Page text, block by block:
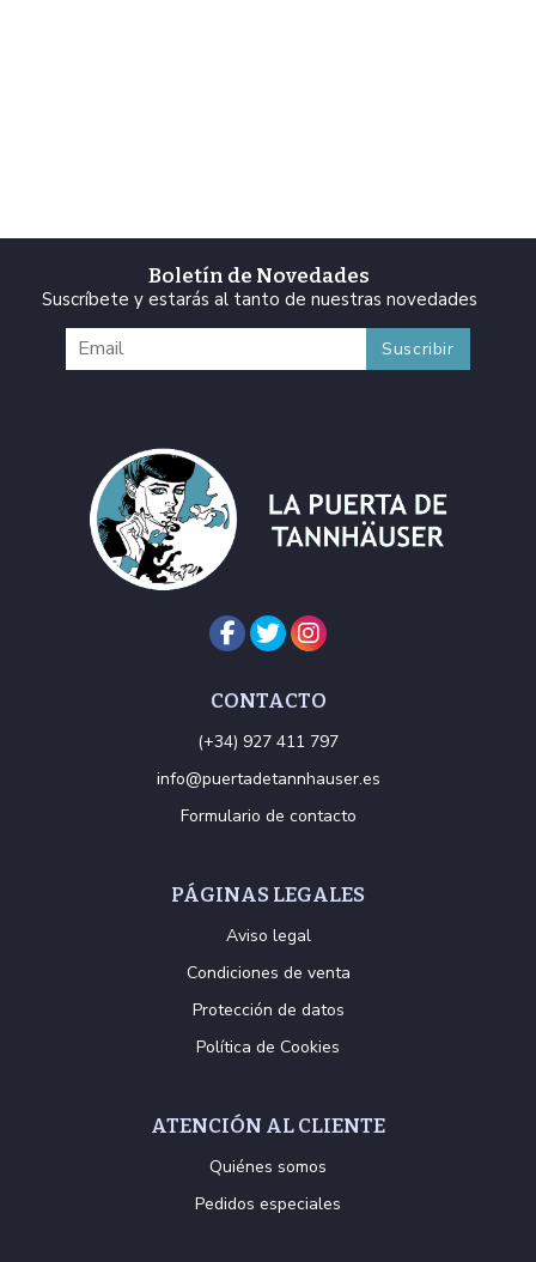
Boletín de Novedades
Suscríbete y estarás al tanto de nuestras novedades
CONTACTO
(+34) 927 411 797
info@puertadetannhauser.es
Formulario de contacto
PÁGINAS LEGALES
Aviso legal
Condiciones de venta
Protección de datos
Política de Cookies
ATENCIÓN AL CLIENTE
Quiénes somos
Pedidos especiales